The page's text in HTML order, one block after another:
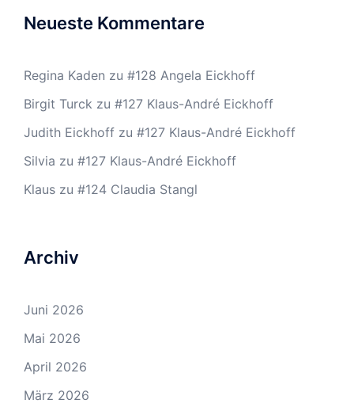
Neueste Kommentare
Regina Kaden zu #128 Angela Eickhoff
Birgit Turck zu #127 Klaus-André Eickhoff
Judith Eickhoff zu #127 Klaus-André Eickhoff
Silvia zu #127 Klaus-André Eickhoff
Klaus zu #124 Claudia Stangl
Archiv
Juni 2026
Mai 2026
April 2026
März 2026